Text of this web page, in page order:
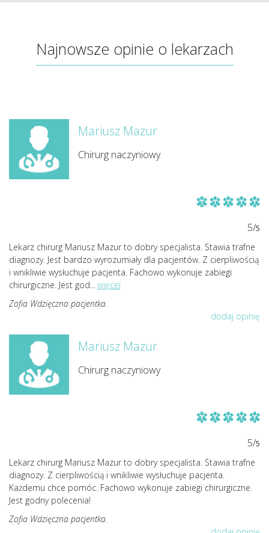
Najnowsze opinie o lekarzach
Mariusz Mazur
Chirurg naczyniowy
5/5
Lekarz chirurg Mariusz Mazur to dobry specjalista. Stawia trafne
diagnozy. Jest bardzo wyrozumiały dla pacjentów. Z cierpliwością
i wnikliwie wysłuchuje pacjenta. Fachowo wykonuje zabiegi
chirurgiczne. Jest god
więcej
Zofia Wdzięczna pacjentka.
dodaj opinię
Mariusz Mazur
Chirurg naczyniowy
5/5
Lekarz chirurg Mariusz Mazur to dobry specjalista. Stawia trafne
diagnozy. Z cierpliwością i wnikliwie wysłuchuje pacjenta.
Każdemu chce pomóc. Fachowo wykonuje zabiegi chirurgiczne.
Jest godny polecenia!
Zofia Wdzięczna pacjentka.